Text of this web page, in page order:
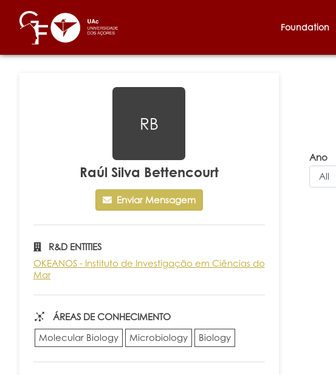
Foundation
RB
Raúl Silva Bettencourt
Enviar Mensagem
R&D ENTITIES
OKEANOS - Instituto de Investigação em Ciências do
Mar
ÁREAS DE CONHECIMENTO
Molecular Biology
Microbiology Biology
Ano